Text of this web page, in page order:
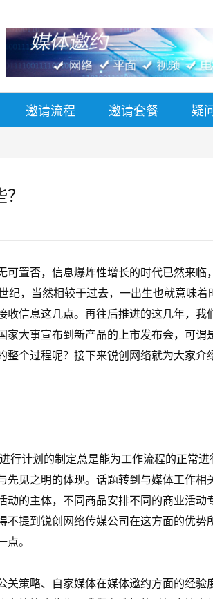
邀请流程 邀请套餐 疑
置否，信息爆炸性增长的时代已然来临
纪，当然相较于过去，一出生也就意味着
收信息这几点。再往后推进的这几年，我
家大事宣布到新产品的上市发布会，可谓
整个过程呢？接下来锐创网络就为大家介
计划的制定总是能为工作流程的正常进
先见之明的体现。话题转到与媒体工作相
动的主体，不同商品安排不同的商业活动
提到锐创网络传媒公司在这方面的优势
。
关策略、自家媒体在媒体邀约方面的经验